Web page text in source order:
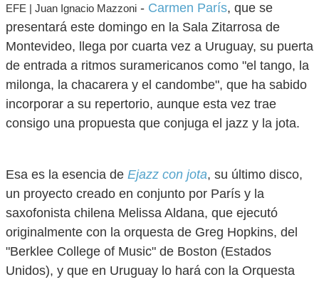
EFE | Juan Ignacio Mazzoni - Carmen París, que se
presentará este domingo en la Sala Zitarrosa de
Montevideo, llega por cuarta vez a Uruguay, su puerta
de entrada a ritmos suramericanos como "el tango, la
milonga, la chacarera y el candombe", que ha sabido
incorporar a su repertorio, aunque esta vez trae
consigo una propuesta que conjuga el jazz y la jota.
Esa es la esencia de Ejazz con jota, su último disco,
un proyecto creado en conjunto por París y la
saxofonista chilena Melissa Aldana, que ejecutó
originalmente con la orquesta de Greg Hopkins, del
"Berklee College of Music" de Boston (Estados
Unidos), y que en Uruguay lo hará con la Orquesta